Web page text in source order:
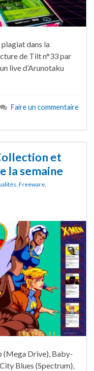
plagiat dans la
de Tilt n°33 par
live d’Arunotaku
Faire un commentaire
et
la semaine
Freeware
(Mega Drive), Baby-
Blues (Spectrum),